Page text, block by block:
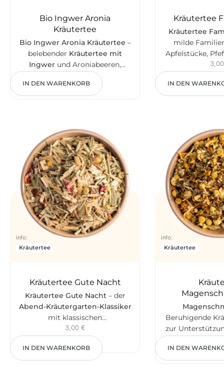
Bio Ingwer Aronia
Kräutertee
Bio Ingwer Aronia Kräutertee –
belebender Kräutertee mit
Ingwer und Aroniabeeren,
verfeinert mit Fenchel, Anis,
Zitronengras, Minze, Süßholz,
Salbei und Rosenblüten. Ganzer
biologischem Anbau. Koffeinfrei,
würzig-frisch, ungewöhnlich
IN DEN WARENKORB
Kräutertee
Kräutertee
milde
Apfelstücke,
und
aromatisch
IN DEN
info:
Kräutertee
Kräutertee Gute Nacht
Kräutertee Gute Nacht– der
Abend-Kräutergarten-Klassiker
mit klassischen
mitteleuropäischen
Klostergartenkräutern:
Baldrianwurzel, Melisse,
Lavendel, Kamille, Fenchel,
3,00 €
IN DEN WARENKORB
info:
Kräutertee
Beruhigende
zur
Pfefferminze,
und
IN DEN